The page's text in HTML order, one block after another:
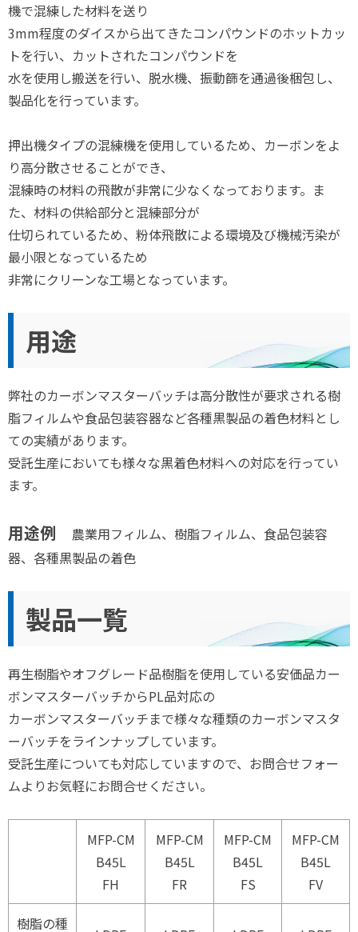
機で混練した材料を送り
3mm程度のダイスから出てきたコンパウンドのホットカッ
トを行い、カットされたコンパウンドを
水を使用し搬送を行い、脱水機、振動篩を通過後梱包し、
製品化を行っています。
押出機タイプの混練機を使用しているため、カーボンをよ
り高分散させることができ、
混練時の材料の飛散が非常に少なくなっております。ま
た、材料の供給部分と混練部分が
仕切られているため、粉体飛散による環境及び機械汚染が
最小限となっているため
非常にクリーンな工場となっています。
用途
弊社のカーボンマスターバッチは高分散性が要求される樹
脂フィルムや食品包装容器など各種黒製品の着色材料とし
ての実績があります。
受託生産においても様々な黒着色材料への対応を行ってい
ます。
用途例
農業用フィルム、樹脂フィルム、食品包装容
器、各種黒製品の着色
製品一覧
再生樹脂やオフグレード品樹脂を使用している安価品カー
ボンマスターバッチからPL品対応の
カーボンマスターバッチまで様々な種類のカーボンマスタ
ーバッチをラインナップしています。
受託生産についても対応していますので、お問合せフォー
ムよりお気軽にお問合せください。
MFP-CM
B45L
FH
MFP-CM
B45L
FR
MFP-CM
B45L
FS
MFP-CM
B45L
FV
樹脂の種